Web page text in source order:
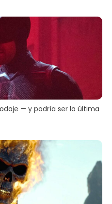
— y podría ser la última